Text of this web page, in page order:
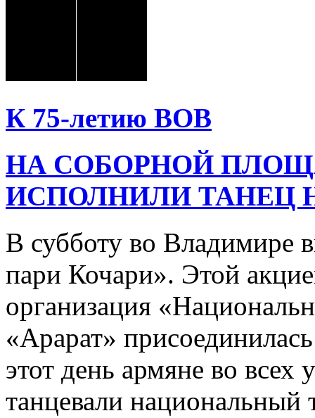
К 75-летию ВОВ
НА СОБОРНОЙ
ИСПОЛНИЛИ ТАНЕЦ
В субботу во Владимире
пари Кочари». Этой
организация
«Арарат»
этот день армяне во всех
танцевали